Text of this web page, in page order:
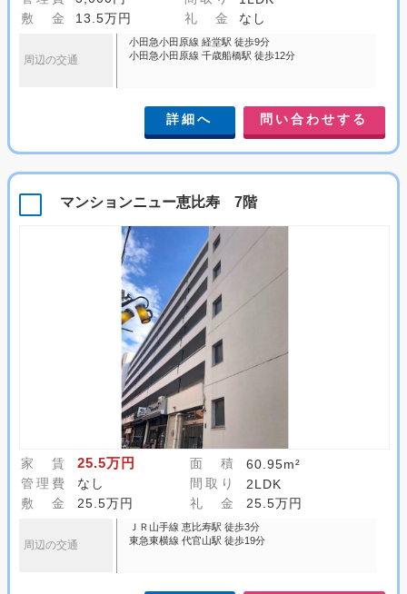
敷 金
13.5万円 礼 金 なし
周辺の交通
小田急小田原線 経堂駅 徒歩9分
小田急小田原線 千歳船橋駅 徒歩12分
詳細へ 問い合わせする
マンションニュー恵比寿 7階
家 賃 25.5万円 面 積
60.95m²
管理費
なし 間取り
2LDK
敷 金
25.5万円 礼 金 25.5万円
周辺の交通
ＪＲ山手線 恵比寿駅 徒歩3分
東急東横線 代官山駅 徒歩19分